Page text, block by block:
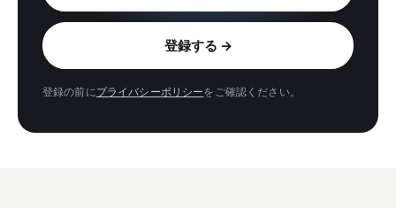
メールアドレス 登録する →
登録の前にプライバシーポリシーをご確認ください。